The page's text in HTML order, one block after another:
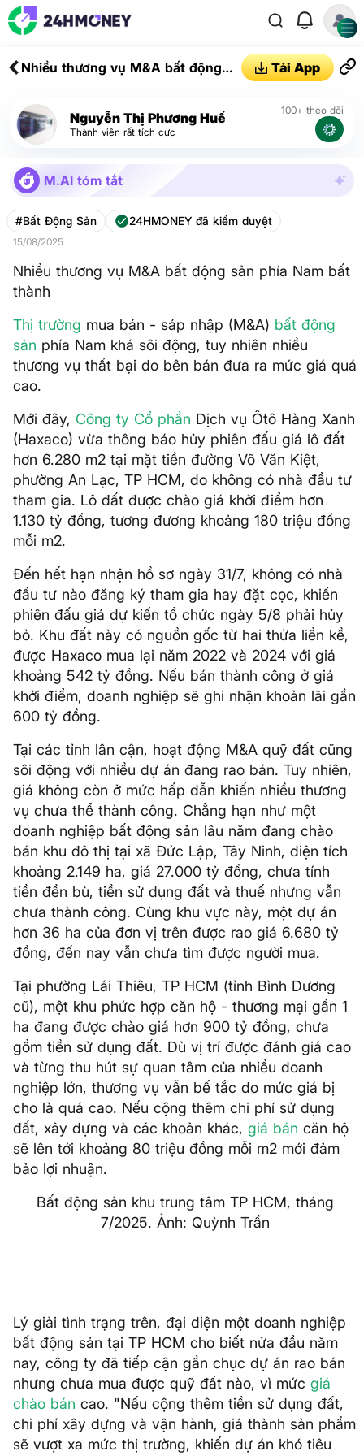
Nhiều thương vụ M&A bất động
Tải App
Nguyễn Thị Phương Huế
Thành viên rất tích cực
100+ theo dõi
M.AI tóm tắt
#Bất Động Sản 24HMONEY đã kiểm duyệt
15/08/2025
Nhiều thương vụ M&A bất động sản phía Nam bất
thành
Thị trường mua bán - sáp nhập (M&A) bất động
sản phía Nam khá sôi động, tuy nhiên nhiều
thương vụ thất bại do bên bán đưa ra mức giá quá
cao.
Mới đây, Công ty Cổ phần Dịch vụ Ôtô Hàng Xanh
(Haxaco) vừa thông báo hủy phiên đấu giá lô đất
hơn 6.280 m2 tại mặt tiền đường Võ Văn Kiệt,
phường An Lạc, TP HCM, do không có nhà đầu tư
tham gia. Lô đất được chào giá khởi điểm hơn
1.130 tỷ đồng, tương đương khoảng 180 triệu đồng
mỗi m2.
Đến hết hạn nhận hồ sơ ngày 31/7, không có nhà
đầu tư nào đăng ký tham gia hay đặt cọc, khiến
phiên đấu giá dự kiến tổ chức ngày 5/8 phải hủy
bỏ. Khu đất này có nguồn gốc từ hai thửa liền kề,
được Haxaco mua lại năm 2022 và 2024 với giá
khoảng 542 tỷ đồng. Nếu bán thành công ở giá
khởi điểm, doanh nghiệp sẽ ghi nhận khoản lãi gần
600 tỷ đồng.
Tại các tỉnh lân cận, hoạt động M&A quỹ đất cũng
sôi động với nhiều dự án đang rao bán. Tuy nhiên,
giá không còn ở mức hấp dẫn khiến nhiều thương
vụ chưa thể thành công. Chẳng hạn như một
doanh nghiệp bất động sản lâu năm đang chào
bán khu đô thị tại xã Đức Lập, Tây Ninh, diện tích
khoảng 2.149 ha, giá 27.000 tỷ đồng, chưa tính
tiền đền bù, tiền sử dụng đất và thuế nhưng vẫn
chưa thành công. Cùng khu vực này, một dự án
hơn 36 ha của đơn vị trên được rao giá 6.680 tỷ
đồng, đến nay vẫn chưa tìm được người mua.
Tại phường Lái Thiêu, TP HCM (tỉnh Bình Dương
cũ), một khu phức hợp căn hộ - thương mại gần 1
ha đang được chào giá hơn 900 tỷ đồng, chưa
gồm tiền sử dụng đất. Dù vị trí được đánh giá cao
và từng thu hút sự quan tâm của nhiều doanh
nghiệp lớn, thương vụ vẫn bế tắc do mức giá bị
cho là quá cao. Nếu cộng thêm chi phí sử dụng
đất, xây dựng và các khoản khác, giá bán căn hộ
sẽ lên tới khoảng 80 triệu đồng mỗi m2 mới đảm
bảo lợi nhuận.
Bất động sản khu trung tâm TP HCM, tháng
7/2025. Ảnh: Quỳnh Trần
Lý giải tình trạng trên, đại diện một doanh nghiệp
bất động sản tại TP HCM cho biết nửa đầu năm
nay, công ty đã tiếp cận gần chục dự án rao bán
nhưng chưa mua được quỹ đất nào, vì mức giá
chào bán cao. "Nếu cộng thêm tiền sử dụng đất,
chi phí xây dựng và vận hành, giá thành sản phẩm
sẽ vượt xa mức thị trường, khiến dự án khó tiêu